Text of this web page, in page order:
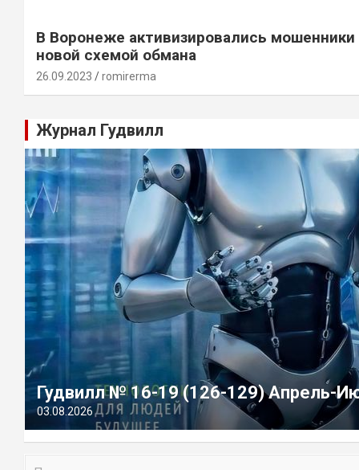
В Воронеже активизировались мошенники
новой схемой обмана
26.09.2023 romirerma
Журнал Гудвилл
Гудвилл № 16-19 (126-129) Апрель-
03.08.2026